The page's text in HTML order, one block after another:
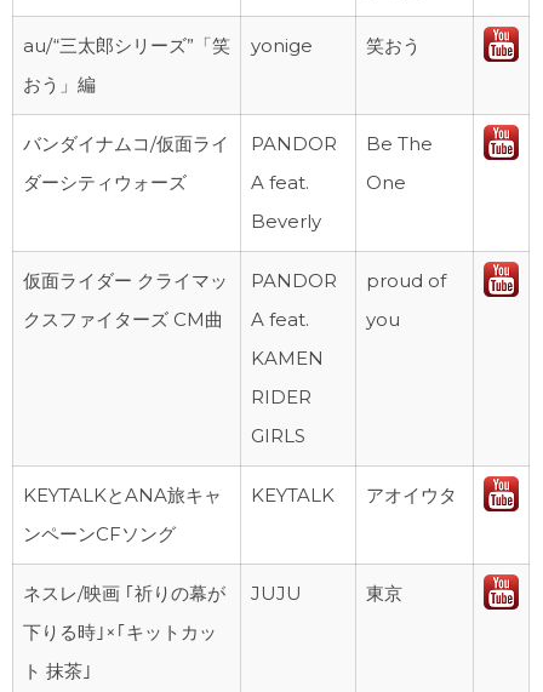
au/“三太郎シリーズ”「笑
おう」編
yonige 笑おう
バンダイナムコ/仮面ライ
ダーシティウォーズ
PANDOR
A feat.
Beverly
Be The
One
仮面ライダー クライマッ
クスファイターズ CM曲
PANDOR
A feat.
KAMEN
RIDER
GIRLS
proud of
you
KEYTALKとANA旅キャ
ンペーンCFソング
KEYTALK アオイウタ
ネスレ/映画 ｢祈りの幕が
下りる時｣×｢キットカッ
ト 抹茶｣
JUJU 東京